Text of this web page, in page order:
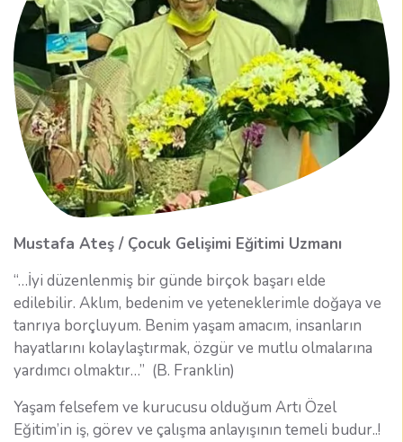
Mustafa Ateş / Çocuk Gelişimi Eğitimi Uzmanı
“…İyi düzenlenmiş bir günde birçok başarı elde
edilebilir. Aklım, bedenim ve yeteneklerimle doğaya ve
tanrıya borçluyum. Benim yaşam amacım, insanların
hayatlarını kolaylaştırmak, özgür ve mutlu olmalarına
yardımcı olmaktır…” (B. Franklin)
Yaşam felsefem ve kurucusu olduğum Artı Özel
Eğitim’in iş, görev ve çalışma anlayışının temeli budur..!